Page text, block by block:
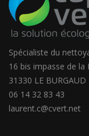
Spécialiste du
16 bis impasse de la
31330 LE BURGAUD
06 14 32 83 43
laurent.c@cvert.net